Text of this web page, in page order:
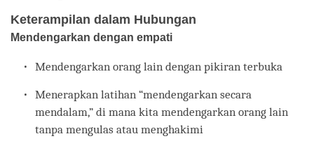
Keterampilan dalam Hubungan
Mendengarkan dengan empati
Mendengarkan orang lain dengan pikiran terbuka
Menerapkan latihan “mendengarkan secara
mendalam,” di mana kita mendengarkan orang lain
tanpa mengulas atau menghakimi